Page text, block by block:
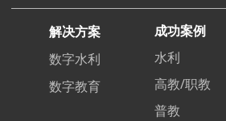
解决方案
数字水利
数字教育
成功案例
水利
高教/职教
普教